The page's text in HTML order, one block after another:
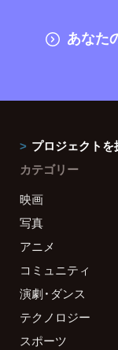
あなた
プロジェクトを
カテゴリー
映画
写真
アニメ
コミュニティ
演劇・ダンス
テクノロジー
スポーツ